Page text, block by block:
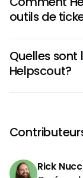
Ses capacités
outils de
épurée et des
les notes et les
Quelles
Helpscout?
Helpscout a
lettres, ce qui
Rick